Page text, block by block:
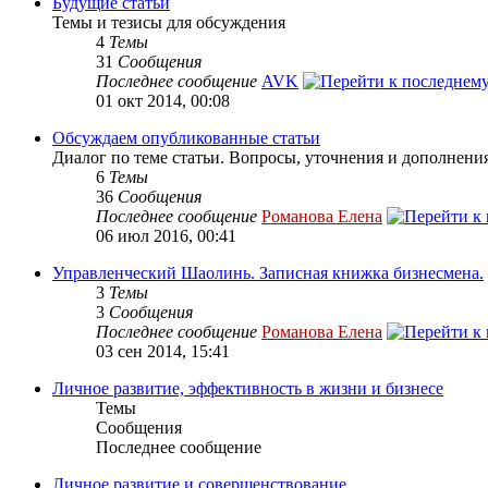
Темы и тезисы для обсуждения
4 Темы
31 Сообщения
Последнее сообщение AVK
01 окт 2014, 00:08
Обсуждаем опубликованные статьи
Диалог по теме статьи. Вопросы, уточнения и
6 Темы
36 Сообщения
Последнее сообщение Романова Елена
06 июл 2016, 00:41
Управленческий Шаолинь. Записная книжка бизнесмена.
3 Темы
3 Сообщения
Последнее сообщение Романова Елена
03 сен 2014, 15:41
Личное развитие, эффективность в жизни и бизнесе
Темы
Сообщения
Последнее сообщение
Личное развитие и совершенствование